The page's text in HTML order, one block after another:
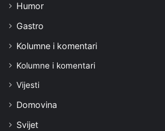
Humor
Gastro
Kolumne i komentari
Kolumne i komentari
Vijesti
Domovina
Svijet